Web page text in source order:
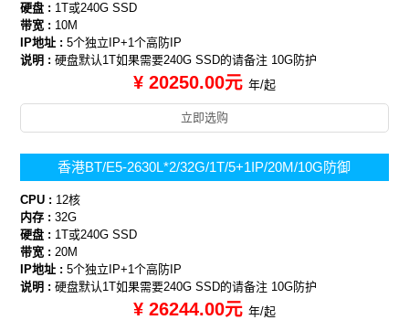
硬盘 : 1T或240G SSD
带宽 : 10M
IP地址 :5个独立IP+1个高防IP
说明 :硬盘默认1T如果需要240G SSD的请备注 10G防护
¥ 20250.00元 年/起
立即选购
香港BT/E5-2630L*2/32G/1T/5+1IP/20M/10G防御
CPU : 12核
内存 :32G
硬盘 : 1T或240G SSD
带宽 : 20M
IP地址 :5个独立IP+1个高防IP
说明 :硬盘默认1T如果需要240G SSD的请备注 10G防护
¥ 26244.00元 年/起